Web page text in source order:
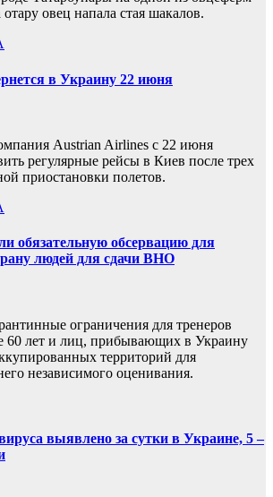
овец напала стая шакалов.
в Украину 22 июня
Austrian Airlines с 22 июня
регулярные рейсы в Киев после трех
приостановки полетов.
обязательную обсервацию для
людей для сдачи ВНО
ограничения для тренеров
60 лет и лиц, прибывающих в Украину
территорий для
независимого оценивания.
выявлено за сутки в Украине, 5 –